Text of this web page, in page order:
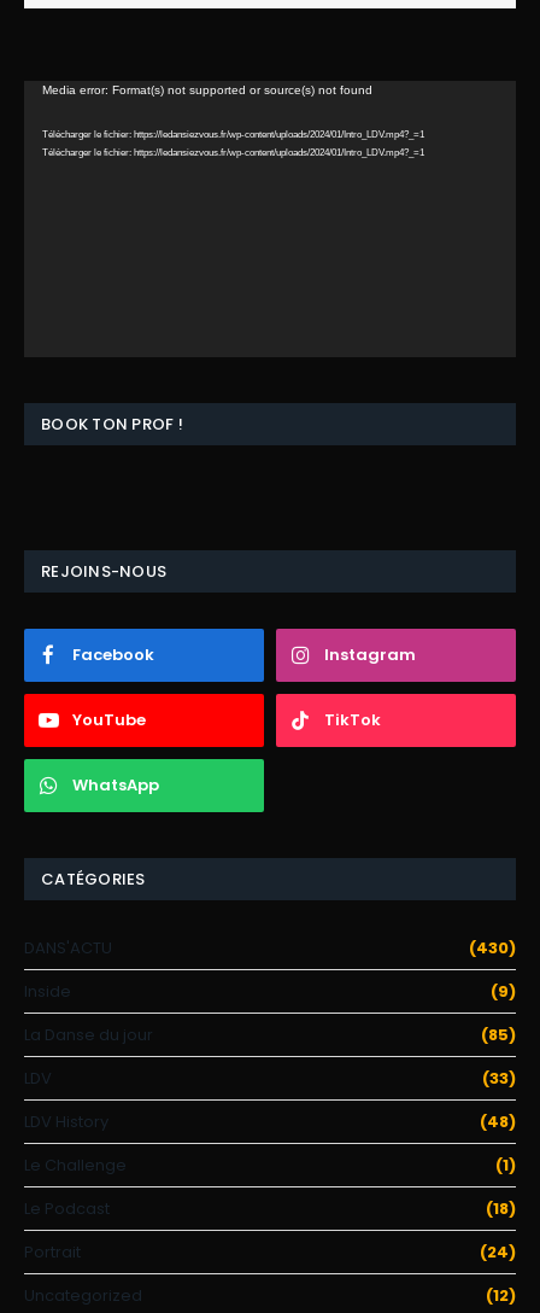
Lecteur
Media error: Format(s) not supported or source(s) not found
Télécharger le fichier: https://ledansiezvous.fr/wp-content/uploads/2024/01/Intro_LDV.mp4?_=1
Télécharger le fichier: https://ledansiezvous.fr/wp-content/uploads/2024/01/Intro_LDV.mp4?_=1
BOOK TON PROF !
REJOINS-NOUS
Facebook Instagram
YouTube TikTok
WhatsApp
CATÉGORIES
DANS'ACTU
(430)
Inside
(9)
La Danse du jour
(85)
LDV
(33)
LDV History
(48)
Le Challenge
(1)
Le Podcast
(18)
Portrait
(24)
Uncategorized
(12)